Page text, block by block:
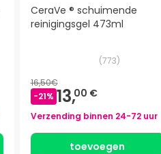
CeraVe ® schuimende
reinigingsgel 473ml
(773)
16,50€
-21% 13,00 €
Verzending binnen 24-72 uur
toevoegen